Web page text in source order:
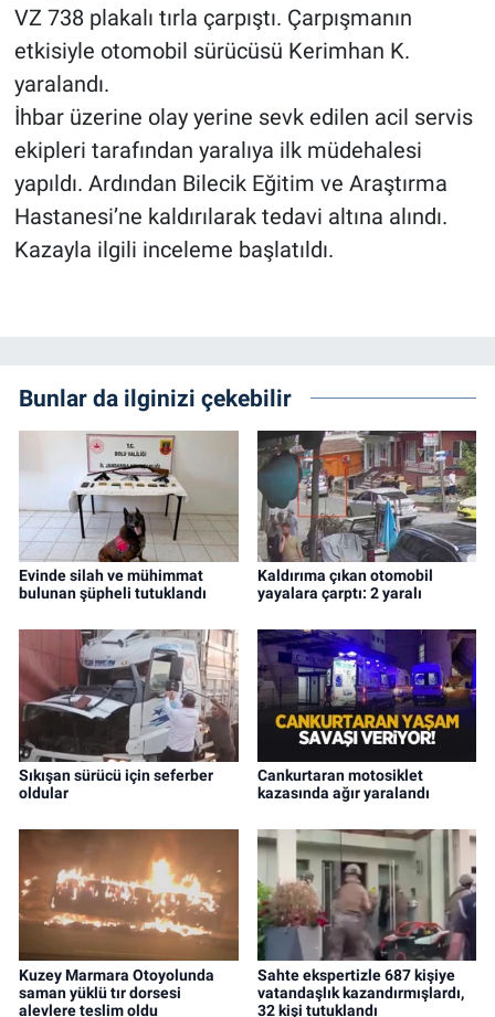
VZ 738 plakalı tırla çarpıştı. Çarpışmanın
etkisiyle otomobil sürücüsü Kerimhan K.
yaralandı.
İhbar üzerine olay yerine sevk edilen acil servis
ekipleri tarafından yaralıya ilk müdehalesi
yapıldı. Ardından Bilecik Eğitim ve Araştırma
Hastanesi’ne kaldırılarak tedavi altına alındı.
Kazayla ilgili inceleme başlatıldı.
Bunlar da ilginizi çekebilir
Evinde silah ve mühimmat
bulunan şüpheli tutuklandı
Kaldırıma çıkan otomobil
yayalara çarptı: 2 yaralı
Sıkışan sürücü için seferber
oldular
Cankurtaran motosiklet
kazasında ağır yaralandı
Kuzey Marmara Otoyolunda
saman yüklü tır dorsesi
alevlere teslim oldu
Sahte ekspertizle 687 kişiye
vatandaşlık kazandırmışlardı,
32 kişi tutuklandı